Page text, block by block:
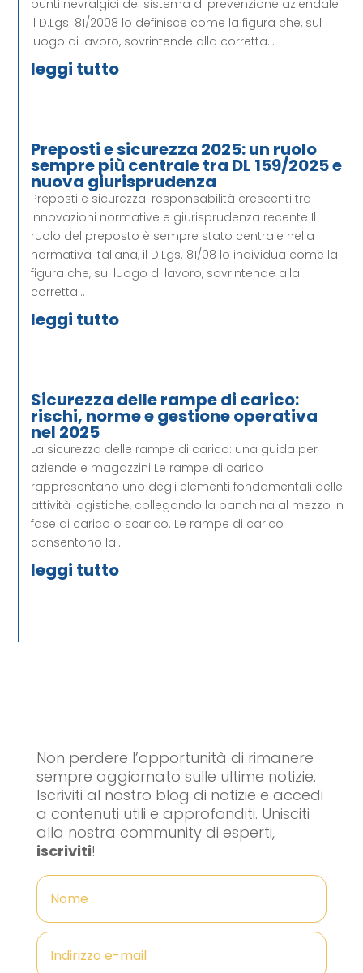
punti nevralgici del sistema di prevenzione aziendale.
Il D.Lgs. 81/2008 lo definisce come la figura che, sul
luogo di lavoro, sovrintende alla corretta...
leggi tutto
Preposti e sicurezza 2025: un ruolo
sempre più centrale tra DL 159/2025 e
nuova giurisprudenza
Preposti e sicurezza: responsabilità crescenti tra
innovazioni normative e giurisprudenza recente Il
ruolo del preposto è sempre stato centrale nella
normativa italiana, il D.Lgs. 81/08 lo individua come la
figura che, sul luogo di lavoro, sovrintende alla
corretta...
leggi tutto
Sicurezza delle rampe di carico:
rischi, norme e gestione operativa
nel 2025
La sicurezza delle rampe di carico: una guida per
aziende e magazzini Le rampe di carico
rappresentano uno degli elementi fondamentali delle
attività logistiche, collegando la banchina al mezzo in
fase di carico o scarico. Le rampe di carico
consentono la...
leggi tutto
Non perdere l’opportunità di rimanere
sempre aggiornato sulle ultime notizie.
Iscriviti al nostro blog di notizie e accedi
a contenuti utili e approfonditi. Unisciti
alla nostra community di esperti,
iscriviti!